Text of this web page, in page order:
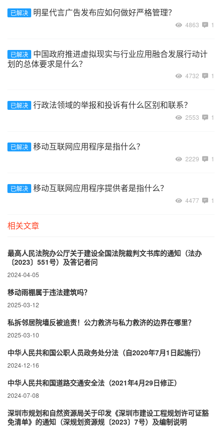
已解决 明星代言广告发布应如何做好严格管理？
4863 1
已解决
中国政府推进虚拟现实与行业应用融合发展行动计
划的总体要求是什么？
4732 1
已解决 行政法领域的举报和投诉有什么区别和联系？
2553 1
已解决 移动互联网应用程序是指什么？
2229 1
已解决 移动互联网应用程序提供者是指什么？
4477 1
相关文章
最高人民法院办公厅关于建设全国法院裁判文书库的通知（法办
〔2023〕551号）及答记者问
2024-04-05
移动雨棚属于违法建筑吗？
2025-03-12
私拆邻居院墙反被追责！公力救济与私力救济的边界在哪里？‌
2025-03-10
中华人民共和国公职人员政务处分法（自2020年7月1日起施行）
2024-12-16
中华人民共和国道路交通安全法（2021年4月29日修正）
2024-07-08
深圳市规划和自然资源局关于印发《深圳市建设工程规划许可证豁
免清单》的通知（深规划资源规〔2023〕7号）及编制说明